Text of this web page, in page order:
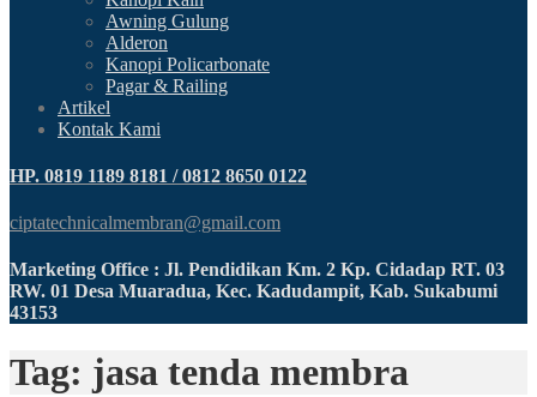
Awning Gulung
Alderon
Kanopi Policarbonate
Pagar & Railing
Artikel
Kontak Kami
HP. 0819 1189 8181 / 0812 8650 0122
ciptatechnicalmembran@gmail.com
Marketing Office : Jl. Pendidikan Km. 2 Kp. Cidadap RT. 03
RW. 01 Desa Muaradua, Kec. Kadudampit, Kab. Sukabumi
43153
Tag: jasa tenda membra